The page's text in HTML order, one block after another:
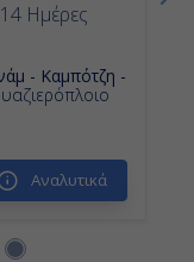
Εν Πλω
Ημέρες
- Καμπότζη -
Αναλυτικά